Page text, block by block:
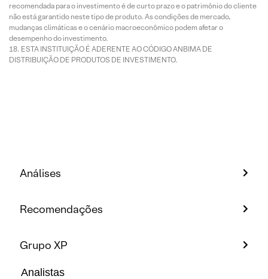
recomendada para o investimento é de curto prazo e o patrimônio do cliente
não está garantido neste tipo de produto. As condições de mercado,
mudanças climáticas e o cenário macroeconômico podem afetar o
desempenho do investimento.
ESTA INSTITUIÇÃO É ADERENTE AO CÓDIGO ANBIMA DE
DISTRIBUIÇÃO DE PRODUTOS DE INVESTIMENTO.
Análises
Recomendações
Grupo XP
Analistas